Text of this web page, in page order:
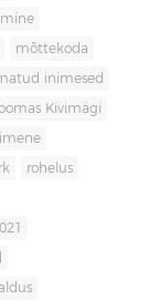
mõttekoda
inimesed
Kivimägi
rohelus